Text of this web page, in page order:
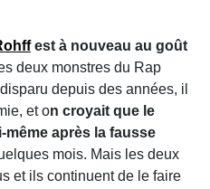
est à nouveau au goût
deux monstres du Rap
depuis des années, il
et on croyait que le
après la fausse
mois. Mais les deux
et ils continuent de le faire